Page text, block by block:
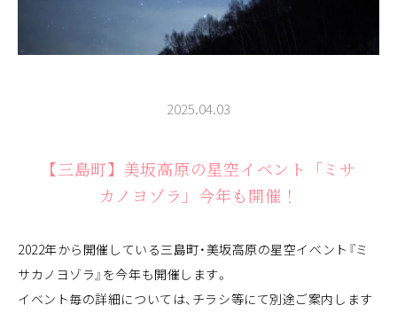
2025.04.03
【三島町】美坂高原の星空イベント「ミサ
カノヨゾラ」今年も開催！
2022年から開催している三島町・美坂高原の星空イベント『ミ
サカノヨゾラ』を今年も開催します。
イベント毎の詳細については、チラシ等にて別途ご案内します